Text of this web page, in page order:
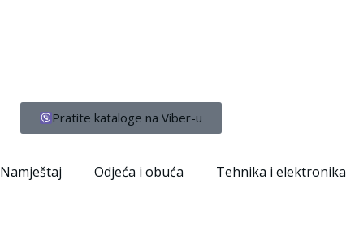
Pratite kataloge na Viber-u
Namještaj Odjeća i obuća Tehnika i elektronika